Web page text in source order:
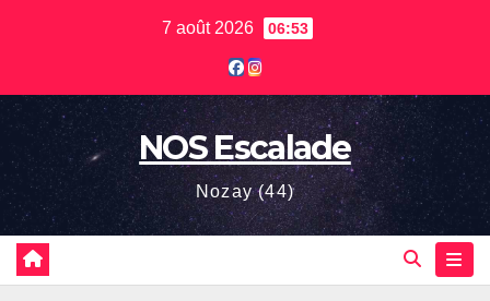
7 août 2026 06:53
NOS Escalade
Nozay (44)